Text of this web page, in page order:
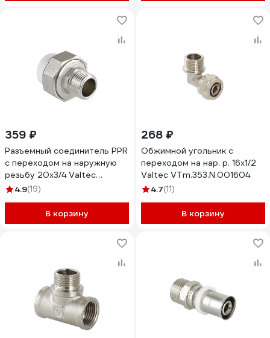
359 ₽
Разъемный соединитель PPR
с переходом на наружную
резьбу 20х3/4 Valtec
VTp.761.0.02005
4.9(19)
В корзину
268 ₽
Обжимной угольник с
переходом на нар. р. 16х1/2
Valtec VTm.353.N.001604
4.7(11)
В корзину